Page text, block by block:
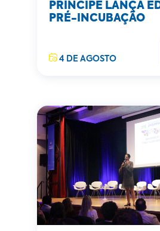
PRÍNCIPE LANÇA
PRÉ-INCUBAÇÃO
4 DE AGOSTO